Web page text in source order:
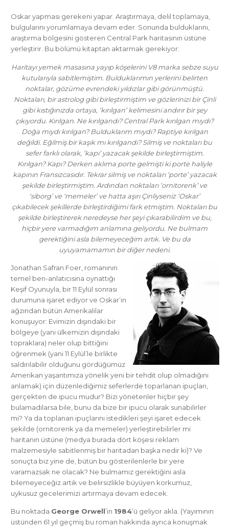
Oskar yapması gerekeni yapar. Araştırmaya, delil toplamaya,
bulgularını yorumlamaya devam eder. Sonunda bulduklarını,
araştırma bölgesini gösteren Central Park haritasının üstüne
yerleştirir. Bu bölümü kitaptan aktarmak gerekiyor:
Haritayı yemek masasına yayıp köşelerini V8 marka sebze suyu
kutularıyla sabitlemiştim. Bulduklarımın yerlerini belirten
noktalar, gözüme evrendeki yıldızlar gibi görünmüştü.
Noktaları, bir astrolog gibi birleştirmiştim ve gözlerinizi bir Çinli
gibi kıstığınızda ortaya, ‘kırılgan’ kelimesini andırır bir şey
çıkıyordu. Kırılgan. Ne kırılgandı? Central Park kırılgan mıydı?
Doğa mıydı kırılgan? Bulduklarım mıydı? Raptiye kırılgan
değildi. Eğilmiş bir kaşık mı kırılgandı? Silmiş ve noktaları bu
sefer farklı olarak, ‘kapı’ yazacak şekilde birleştirmiştim.
Kırılgan? Kapı? Derken aklıma porte gelmişti ki porte haliyle
kapının Fransızcasıdır. Tekrar silmiş ve noktaları ‘porte’ yazacak
şekilde birleştirmiştim. Ardından noktaları ‘ornitorenk’ ve
‘siborg’ ve ‘memeler’ ve hatta aşırı Çinliyseniz ‘Oskar’
çıkabilecek şekillerde birleştirdiğimi fark etmiştim. Noktaları bu
şekilde birleştirerek neredeyse her şeyi çıkarabilirdim ve bu,
hiçbir yere varmadığım anlamına geliyordu. Ne bulmam
gerektiğini asla bilemeyeceğim artık. Ve bu da
uyuyamamamın bir diğer nedeni.
Jonathan Safran Foer, romanının
temel ben-anlatıcısına oynattığı
Keşif Oyunuyla, bir 11 Eylül sonrası
durumuna işaret ediyor ve Oskar’ın
ağzından bütün Amerikalılar
konuşuyor: Evimizin dışındaki bir
bölgeye (yani ülkemizin dışındaki
topraklara) neler olup bittiğini
öğrenmek (yani 11 Eylül’le birlikte
saldırılabilir olduğunu gördüğümüz
Amerikan yaşantımıza yönelik yeni bir tehdit olup olmadığını
anlamak) için düzenlediğimiz seferlerde toparlanan ipuçları,
gerçekten de ipucu mudur? Bizi yönetenler hiçbir şey
bulamadılarsa bile, bunu da bize bir ipucu olarak sunabilirler
mi? Ya da toplanan ipuçlarını istedikleri şeyi işaret edecek
şekilde (ornitorenk ya da memeler) yerleştirebilirler mi
haritanın üstüne (medya burada dört köşesi reklam
malzemesiyle sabitlenmiş bir haritadan başka nedir ki)? Ve
sonuçta biz yine de, bütün bu gösterilenlerle bir yere
varamazsak ne olacak? Ne bulmamız gerektiğini asla
bilemeyeceğiz artık ve belirsizlikle büyüyen korkumuz,
uykusuz gecelerimizi artırmaya devam edecek.
Bu noktada George Orwell’in 1984’ü geliyor akla. (Yayımının
üstünden 61 yıl geçmiş bu roman hakkında ayrıca konuşmak